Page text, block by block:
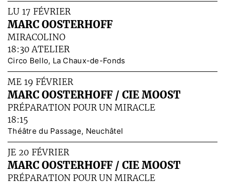
LU 17 FÉVRIER
MARC OOSTERHOFF
MIRACOLINO
18:30 ATELIER
Circo Bello, La Chaux-de-Fonds
ME 19 FÉVRIER
MARC OOSTERHOFF / CIE MOOST
PRÉPARATION POUR UN MIRACLE
18:15
Théâtre du Passage, Neuchâtel
JE 20 FÉVRIER
MARC OOSTERHOFF / CIE MOOST
PRÉPARATION POUR UN MIRACLE